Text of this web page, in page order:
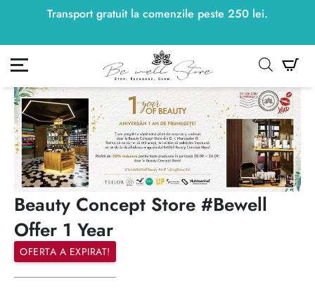
Transport gratuit la comenzile peste 250 lei.
250lei
meu
Beauty Concept Store #Bewell
Offer 1 Year
OFERTA A EXPIRAT!